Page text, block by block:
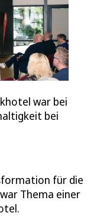
war bei
bei
für die
Thema einer